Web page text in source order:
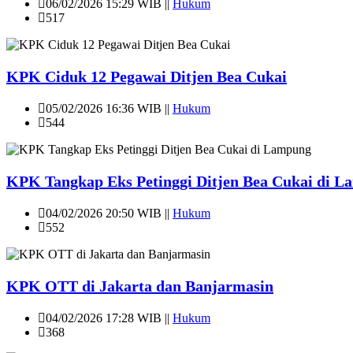
06/02/2026 15:29 WIB || Hukum
517
KPK Ciduk 12 Pegawai Ditjen Bea Cukai
05/02/2026 16:36 WIB || Hukum
544
KPK Tangkap Eks Petinggi Ditjen Bea Cukai di
04/02/2026 20:50 WIB || Hukum
552
KPK OTT di Jakarta dan Banjarmasin
04/02/2026 17:28 WIB || Hukum
368